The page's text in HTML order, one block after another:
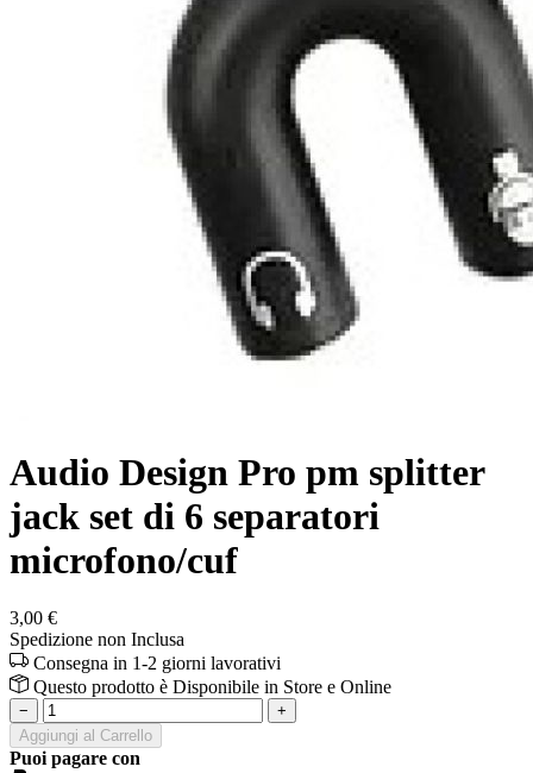
Audio Design Pro pm splitter
jack set di 6 separatori
microfono/cuf
3,00 €
Spedizione non Inclusa
Consegna in 1-2 giorni lavorativi
Questo prodotto è Disponibile in Store e Online
−
+
Aggiungi al Carrello
Puoi pagare con